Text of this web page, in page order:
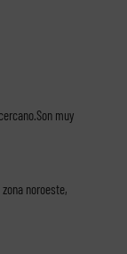
muy
noroeste,